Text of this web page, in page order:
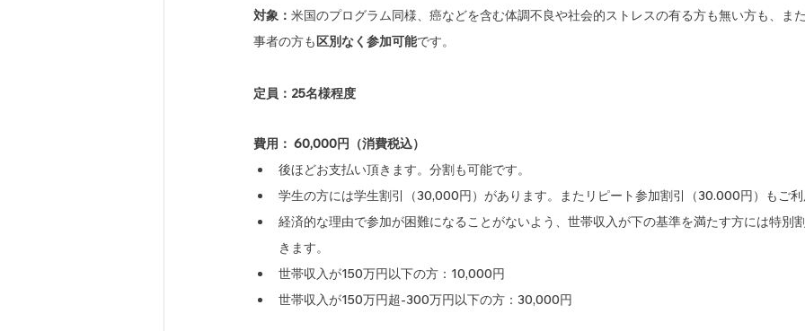
対象： 米国のプログラム同様、癌などを含む体調不良や社会的ストレスの有る方も無い方も、ま
事者の方も区別なく参加可能です。
定員：25名様程度
費用： 60,000円（消費税込）
後ほどお支払い頂きます。分割も可能です。
学生の方には学生割引（30,000円）があります。またリピート参加割引（30.000円）もご利
経済的な理由で参加が困難になることがないよう、世帯収入が下の基準を満たす方には特別
きます。
世帯収入が150万円以下の方：10,000円
世帯収入が150万円超-300万円以下の方：30,000円